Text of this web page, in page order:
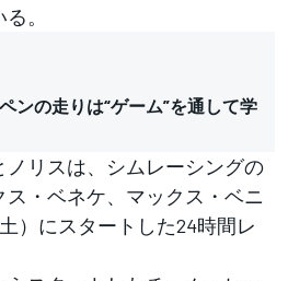
。
ンの走りは“ゲーム”を通して学
リスは、シムレーシングの
・ベネケ、マックス・ベニ
）にスタートした24時間レ